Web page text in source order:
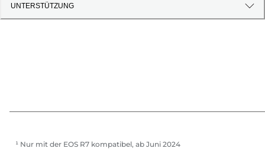
UNTERSTÜTZUNG
¹ Nur mit der EOS R7 kompatibel, ab Juni 2024